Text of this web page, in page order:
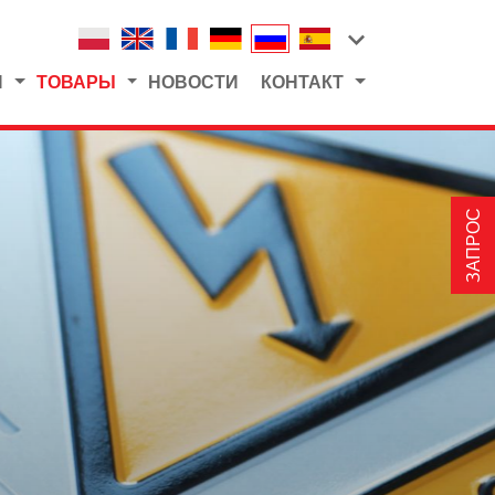
ТОВАРЫ НОВОСТИ КОНТАКТ
ЗАПРОС